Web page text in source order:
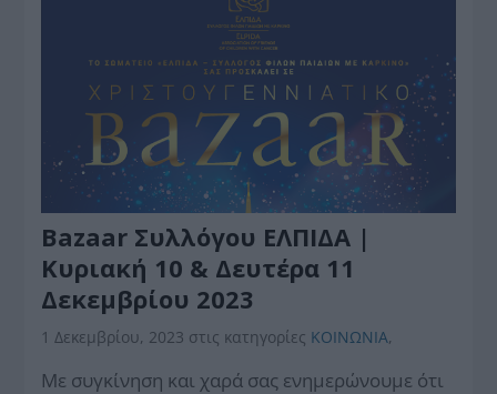
Bazaar Συλλόγου ΕΛΠΙΔΑ |
Κυριακή 10 & Δευτέρα 11
Δεκεμβρίου 2023
1 Δεκεμβρίου, 2023 στις κατηγορίες ΚΟΙΝΩΝΙΑ,
Με συγκίνηση και χαρά σας ενημερώνουμε ότι